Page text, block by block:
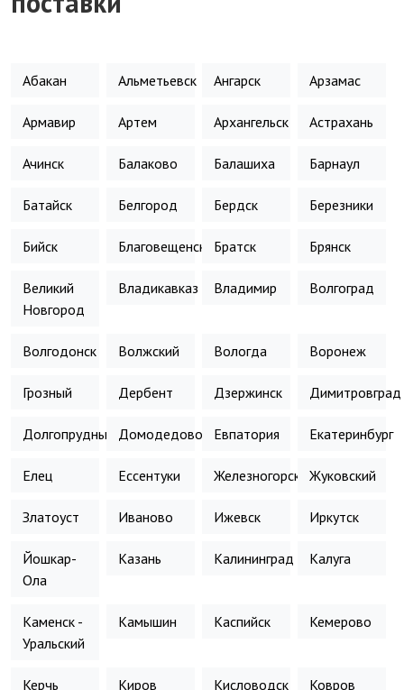
Абакан Альметьевск Ангарск Арзамас
Армавир Артем Архангельск Астрахань
Ачинск Балаково Балашиха Барнаул
Батайск Белгород Бердск Березники
Бийск Благовещенск Братск Брянск
Великий
Новгород
Владикавказ Владимир Волгоград
Волгодонск Волжский Вологда Воронеж
Грозный Дербент Дзержинск Димитровград
Долгопрудный Домодедово Евпатория Екатеринбург
Елец Ессентуки Железногорск Жуковский
Златоуст Иваново Ижевск Иркутск
Йошкар-
Ола
Казань Калининград Калуга
Каменск -
Уральский
Камышин Каспийск Кемерово
Керчь Киров Кисловодск Ковров